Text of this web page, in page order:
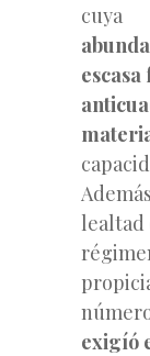
cuya
lealtad
exigíó